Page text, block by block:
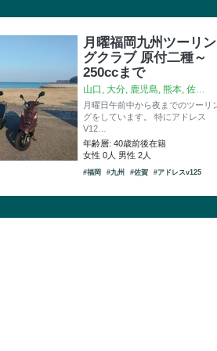
月曜福岡九州ツーリン
グクラブ 原付二種～
250ccまで
山口, 大分, 鹿児島, 熊本, 佐…
月曜日午前中から夜までのツーリ
グをしています。 特にアドレス
V12…
年齢層: 40歳前後在籍
女性 0人 男性 2人
#福岡 #九州 #佐賀 #アドレスv125